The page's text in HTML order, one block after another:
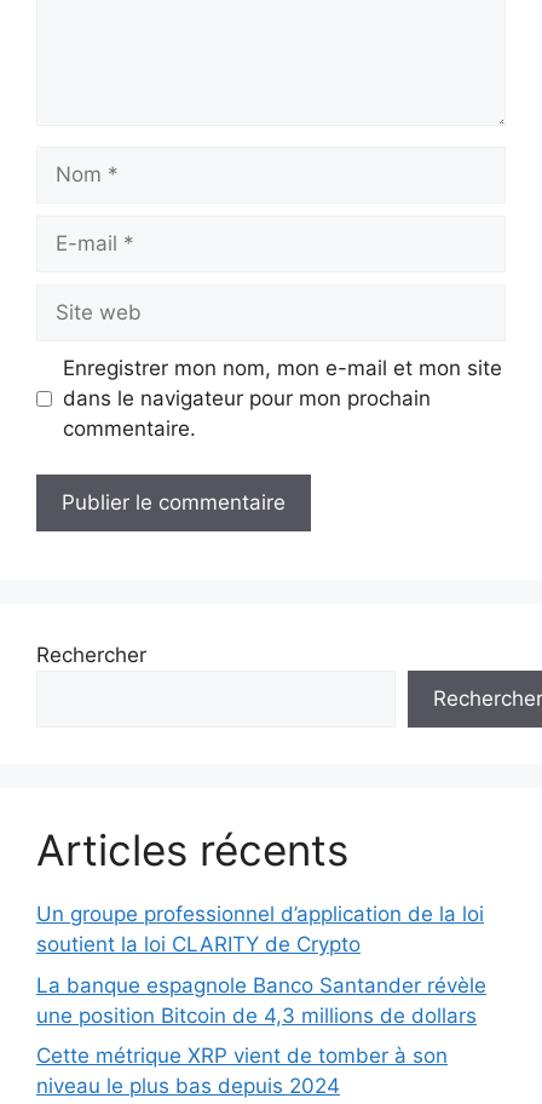
mail
web
Enregistrer mon nom, mon e-mail et mon site
dans le navigateur pour mon prochain
commentaire.
Rechercher
Rechercher
Articles récents
Un groupe professionnel d’application de la loi
soutient la loi CLARITY de Crypto
La banque espagnole Banco Santander révèle
une position Bitcoin de 4,3 millions de dollars
Cette métrique XRP vient de tomber à son
niveau le plus bas depuis 2024